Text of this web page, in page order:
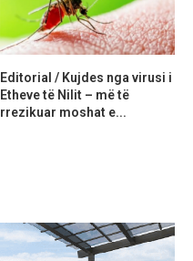
Editorial / Kujdes nga virusi i
Etheve të Nilit – më të
rrezikuar moshat e...